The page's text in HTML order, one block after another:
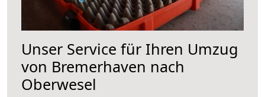
Unser Service für Ihren Umzug
von Bremerhaven nach
Oberwesel